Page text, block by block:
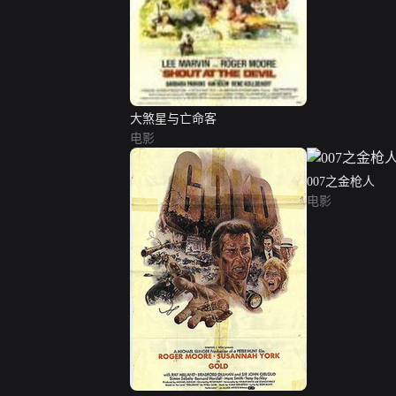
大煞星与亡命客
电影
007之金枪人
电影